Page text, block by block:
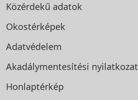
Közérdekű adatok
Okostérképek
Adatvédelem
Akadálymentesítési nyilatkozat
Honlaptérkép